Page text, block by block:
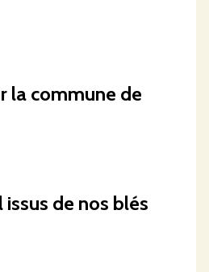
la commune de
de nos blés